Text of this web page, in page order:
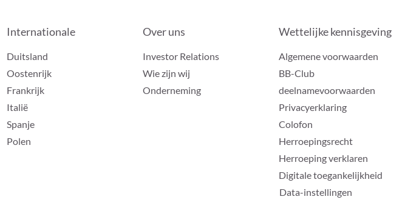
Internationale
Duitsland
Oostenrijk
Frankrijk
Italië
Spanje
Polen
Over uns
Investor Relations
Wie zijn wij
Onderneming
Wettelijke kennisgeving
Algemene voorwaarden
BB-Club
deelnamevoorwaarden
Privacyerklaring
Colofon
Herroepingsrecht
Herroeping verklaren
Digitale toegankelijkheid
Data-instellingen